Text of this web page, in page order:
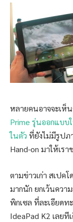
หลายคนอาจจะเห็
Prime รุ่นออกแบบ
ในตัว ที่ยังไม่มีรูปภ
Hand-on มาให้เร
ตามข่าวเก่า สเปค
มากนัก ยกเว้นควา
พิกเซล ที่ละเอียดท
IdeaPad K2 เลย